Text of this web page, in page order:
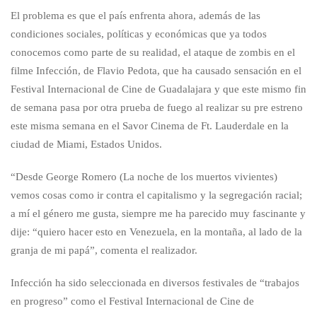
El problema es que el país enfrenta ahora, además de las
condiciones sociales, políticas y económicas que ya todos
conocemos como parte de su realidad, el ataque de zombis en el
filme Infección, de Flavio Pedota, que ha causado sensación en el
Festival Internacional de Cine de Guadalajara y que este mismo fin
de semana pasa por otra prueba de fuego al realizar su pre estreno
este misma semana en el Savor Cinema de Ft. Lauderdale en la
ciudad de Miami, Estados Unidos.
“Desde George Romero (La noche de los muertos vivientes)
vemos cosas como ir contra el capitalismo y la segregación racial;
a mí el género me gusta, siempre me ha parecido muy fascinante y
dije: “quiero hacer esto en Venezuela, en la montaña, al lado de la
granja de mi papá”, comenta el realizador.
Infección ha sido seleccionada en diversos festivales de “trabajos
en progreso” como el Festival Internacional de Cine de